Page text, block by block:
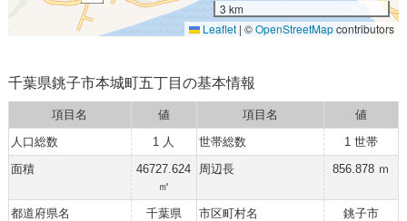
3 km
Leaflet | ©OpenStreetMapcontributors
千葉県銚子市本城町五丁目の基本情報
項目名 値 項目名
値
人口総数
1 人 世帯総数
1 世帯
面積
46727.624
㎡
周辺長 856.878 ｍ
都道府県名 千葉県 市区町村名
銚子市